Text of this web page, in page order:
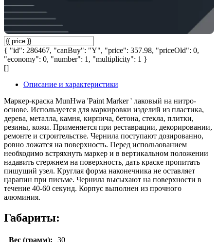
{ "id": 286467, "canBuy": "Y", "price": 357.98, "priceOld": 0,
"economy": 0, "number": 1, "multiplicity": 1 }
[]
Описание и характеристики
Маркер-краска MunHwa 'Paint Marker ' лаковый на нитро-
основе. Используется для маркировки изделий из пластика,
дерева, металла, камня, кирпича, бетона, стекла, плитки,
резины, кожи. Применяется при реставрации, декорировании,
ремонте и строительстве. Чернила поступают дозированно,
ровно ложатся на поверхность. Перед использованием
необходимо встряхнуть маркер и в вертикальном положении
надавить стержнем на поверхность, дать краске пропитать
пишущий узел. Круглая форма наконечника не оставляет
царапин при письме. Чернила высыхают на поверхности в
течение 40-60 секунд. Корпус выполнен из прочного
алюминия.
Габариты:
Вес (грамм): 30